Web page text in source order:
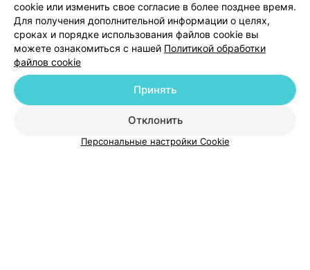
Маникюр в Уручье
Добавить компанию
cookie или изменить свое согласие в более позднее время.
Для получения дополнительной информации о целях,
сроках и порядке использования файлов cookie вы
можете ознакомиться с нашей Политикой обработки
файлов cookie
Отклонить
Принять
Персональные настройки Cookie